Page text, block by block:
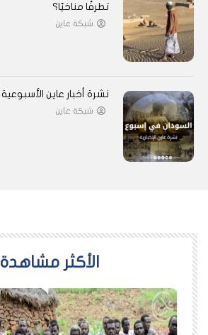
تطرفًا مناخيًا؟
شبكة عاين
نشرة أخبار عاين الأسبوعية
شبكة عاين
اﻷكثر مشاهدة